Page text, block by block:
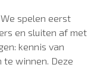
spelen eerst
en sluiten af met
kennis van
te winnen. Deze